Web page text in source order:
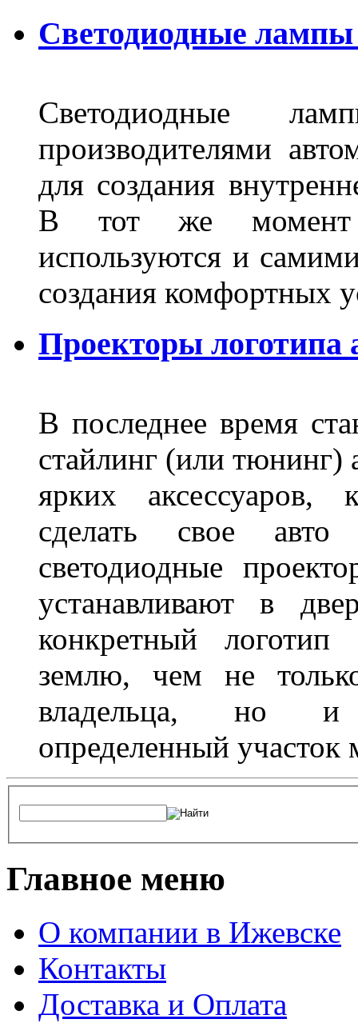
Светодиодные
Светодиодные
производителями
для создания
В тот же момент
используются и
создания комфортных
Проекторы логотипа
В последнее время
стайлинг (или тюнинг)
ярких аксессуаров,
сделать свое
светодиодные
устанавливают в
конкретный логотип
землю, чем не
владельца, но и
определенный участок
Главное меню
О компании в Ижевске
Контакты
Доставка и Оплата